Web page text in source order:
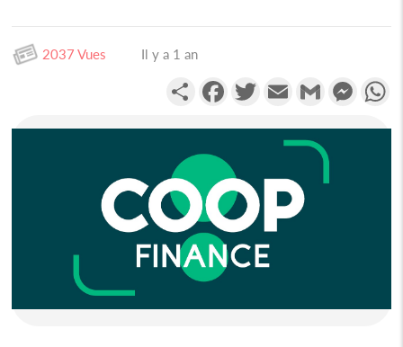
2037 Vues Il y a 1 an
PartagerFacebookTwitterEmail Gmail